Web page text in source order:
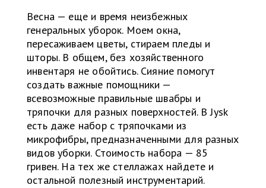
Весна — еще и время неизбежных
генеральных уборок. Моем окна,
пересаживаем цветы, стираем пледы и
шторы. В общем, без хозяйственного
инвентаря не обойтись. Сияние помогут
создать важные помощники —
всевозможные правильные швабры и
тряпочки для разных поверхностей. В Jysk
есть даже набор с тряпочками из
микрофибры, предназначенными для разных
видов уборки. Стоимость набора — 85
гривен. На тех же стеллажах найдете и
остальной полезный инструментарий.